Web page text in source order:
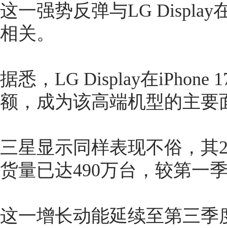
这一强势反弹与LG Display
相关。
据悉，LG Display在iPhone
额，成为该高端机型的主要
三星显示同样表现不俗，其
货量已达490万台，较第一
这一增长动能延续至第三